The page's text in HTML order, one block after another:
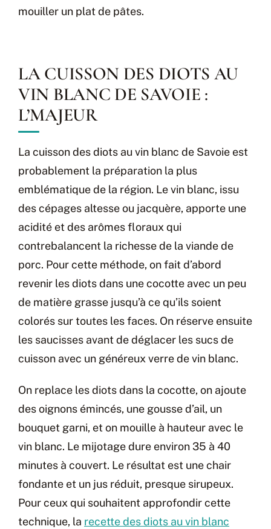
mouiller un plat de pâtes.
LA CUISSON DES DIOTS AU
VIN BLANC DE SAVOIE :
L’MAJEUR
La cuisson des diots au vin blanc de Savoie est
probablement la préparation la plus
emblématique de la région. Le vin blanc, issu
des cépages altesse ou jacquère, apporte une
acidité et des arômes floraux qui
contrebalancent la richesse de la viande de
porc. Pour cette méthode, on fait d’abord
revenir les diots dans une cocotte avec un peu
de matière grasse jusqu’à ce qu’ils soient
colorés sur toutes les faces. On réserve ensuite
les saucisses avant de déglacer les sucs de
cuisson avec un généreux verre de vin blanc.
On replace les diots dans la cocotte, on ajoute
des oignons émincés, une gousse d’ail, un
bouquet garni, et on mouille à hauteur avec le
vin blanc. Le mijotage dure environ 35 à 40
minutes à couvert. Le résultat est une chair
fondante et un jus réduit, presque sirupeux.
Pour ceux qui souhaitent approfondir cette
technique, la recette des diots au vin blanc